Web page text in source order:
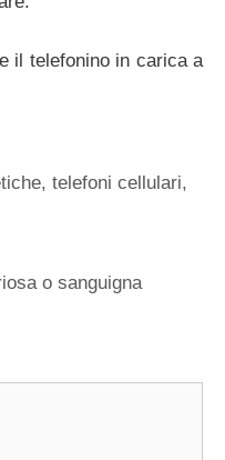
il telefonino in carica a
,telefoni cellulari,
o sanguigna